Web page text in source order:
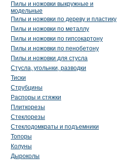
Пилы и ножовки выкружные и
модельные
Пилы и ножовки по дереву и пластику
Пилы и ножовки по металлу
Пилы и ножовки по гипсокартону
Пилы и ножовки по пенобетону
Пилы и ножовки для стусла
Стусла, угольнки, разводки
Тиски
Струбцины
Распоры и стяжки
Плиткорезы
Стеклорезы
Стеклодомкраты и подъемники
Топоры
Колуны
Дыроколы